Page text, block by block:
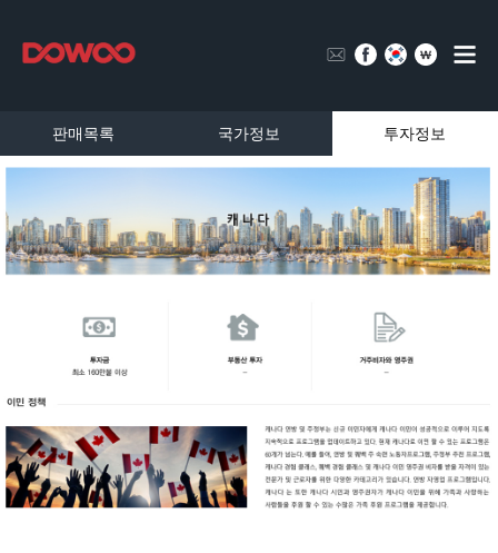
판매목록 국가정보 투자정보